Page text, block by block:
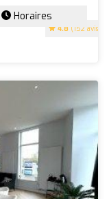
4.8 (152 avis)
Horaires